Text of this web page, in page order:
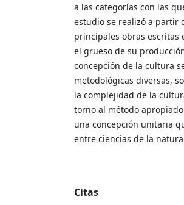
a las categorías con las
estudio se realizó a partir
principales obras escritas
el grueso de su
concepción de la cultura
metodológicas diversas,
la complejidad de la
torno al método
una concepción unitaria
entre ciencias de la
Citas